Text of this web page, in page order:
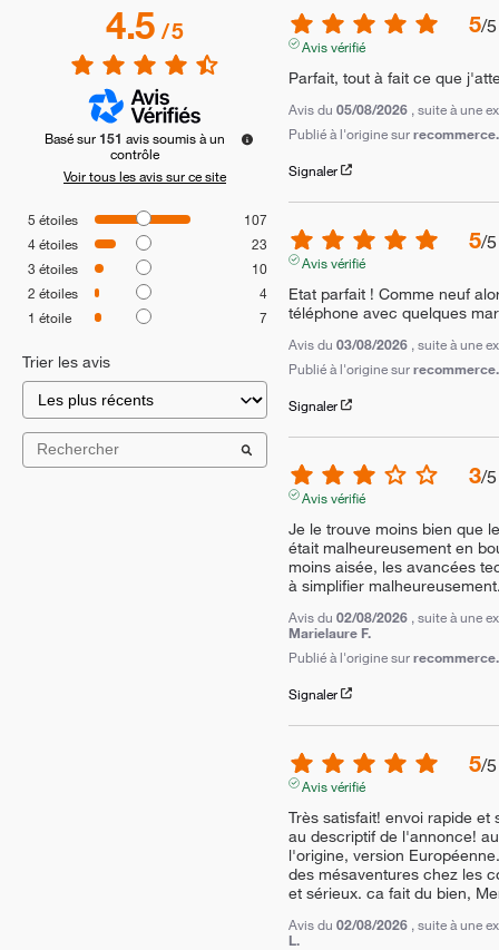
4.5/5
Basé sur 151 avis soumis à un
contrôle
Voir tous les avis sur ce site
5 étoiles
107
4étoiles
23
3 étoiles
10
2 étoiles
4
1 étoile 7
Trier les avis
5/5
Avis vérifié
Parfait, tout à fait ce que
Avis du 05/08/2026 , suite à une
Publié à l'origine sur
Signaler
5/5
Avis vérifié
Etat parfait ! Comme neuf
téléphone avec quelques
Avis du 03/08/2026 , suite à une
Publié à l'origine sur
Signaler
3/5
Avis vérifié
Je le trouve moins bien que
était malheureusement en
moins aisée, les avancées
à simplifier
Avis du 02/08/2026 , suite à une
Marielaure F.
Publié à l'origine sur
Signaler
5/5
Avis vérifié
Très satisfait! envoi rapide
au descriptif de l'annonce!
l'origine, version
des mésaventures chez les
et sérieux. ca fait du bien,
Avis du 02/08/2026 , suite à une
L.